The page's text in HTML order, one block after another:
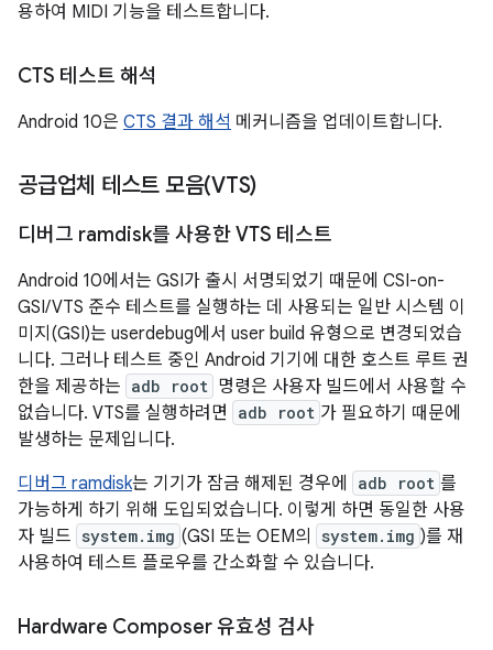
용하여 MIDI 기능을 테스트합니다.
CTS 테스트 해석
Android 10은 CTS 결과 해석 메커니즘을 업데이트합니다.
공급업체 테스트 모음(VTS)
디버그 ramdisk를 사용한 VTS 테스트
Android 10에서는 GSI가 출시 서명되었기 때문에 CSI-on-
GSI/VTS 준수 테스트를 실행하는 데 사용되는 일반 시스템 이
미지(GSI)는 userdebug에서 user build 유형으로 변경되었습
니다. 그러나 테스트 중인 Android 기기에 대한 호스트 루트 권
한을 제공하는 adb root 명령은 사용자 빌드에서 사용할 수
없습니다. VTS를 실행하려면
adb root 가 필요하기 때문에
발생하는 문제입니다.
디버그 ramdisk는 기기가 잠금 해제된 경우에 adb root 를
가능하게 하기 위해 도입되었습니다. 이렇게 하면 동일한 사용
자 빌드 system.img (GSI 또는 OEM의 system.img )를 재
사용하여 테스트 플로우를 간소화할 수 있습니다.
Hardware Composer 유효성 검사